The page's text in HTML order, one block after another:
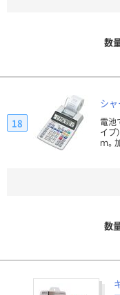
数
シャ
電池
イプ
ｍ。
18
数